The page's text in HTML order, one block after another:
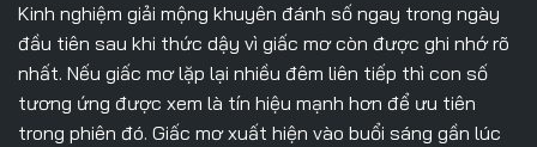
Kinh nghiệm giải mộng khuyên đánh số ngay trong ngày
đầu tiên sau khi thức dậy vì giấc mơ còn được ghi nhớ rõ
nhất. Nếu giấc mơ lặp lại nhiều đêm liên tiếp thì con số
tương ứng được xem là tín hiệu mạnh hơn để ưu tiên
trong phiên đó. Giấc mơ xuất hiện vào buổi sáng gần lúc